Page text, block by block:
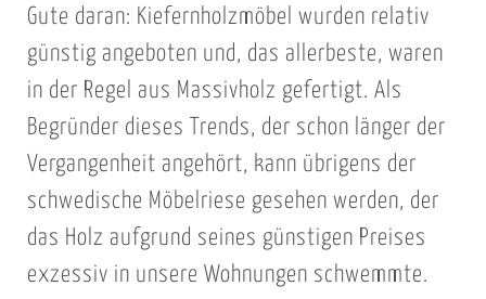
Gute daran: Kiefernholzmöbel wurden relativ
günstig angeboten und, das allerbeste, waren
in der Regel aus Massivholz gefertigt. Als
Begründer dieses Trends, der schon länger der
Vergangenheit angehört, kann übrigens der
schwedische Möbelriese gesehen werden, der
das Holz aufgrund seines günstigen Preises
exzessiv in unsere Wohnungen schwemmte.